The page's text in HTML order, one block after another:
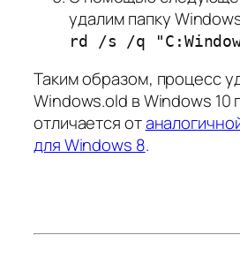
удалим папку
rd /s /q
Таким образом, процесс
Windows.old в Windows 10
отличается от
для Windows 8.